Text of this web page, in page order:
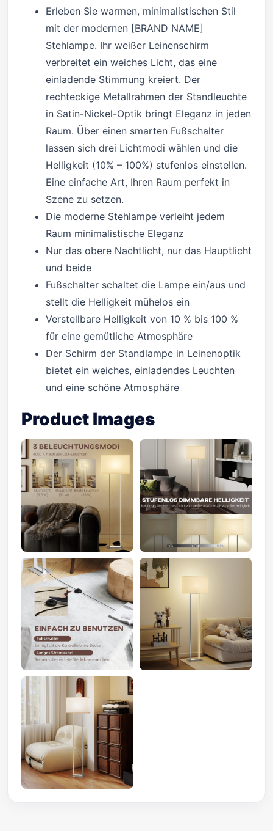
Erleben Sie warmen, minimalistischen Stil
mit der modernen [BRAND NAME]
Stehlampe. Ihr weißer Leinenschirm
verbreitet ein weiches Licht, das eine
einladende Stimmung kreiert. Der
rechteckige Metallrahmen der Standleuchte
in Satin-Nickel-Optik bringt Eleganz in jeden
Raum. Über einen smarten Fußschalter
lassen sich drei Lichtmodi wählen und die
Helligkeit (10% – 100%) stufenlos einstellen.
Eine einfache Art, Ihren Raum perfekt in
Szene zu setzen.
Die moderne Stehlampe verleiht jedem
Raum minimalistische Eleganz
Nur das obere Nachtlicht, nur das Hauptlicht
und beide
Fußschalter schaltet die Lampe ein/aus und
stellt die Helligkeit mühelos ein
Verstellbare Helligkeit von 10 % bis 100 %
für eine gemütliche Atmosphäre
Der Schirm der Standlampe in Leinenoptik
bietet ein weiches, einladendes Leuchten
und eine schöne Atmosphäre
Product Images